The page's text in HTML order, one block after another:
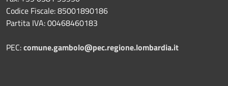
Codice Fiscale: 85001890186
Partita IVA: 00468460183
PEC:comune.gambolo@pec.regione.lombardia.it